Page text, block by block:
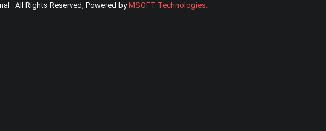
All Rights Reserved, Powered byMSOFT Technologies.